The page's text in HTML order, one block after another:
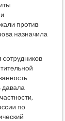
против
назначила
давала
по